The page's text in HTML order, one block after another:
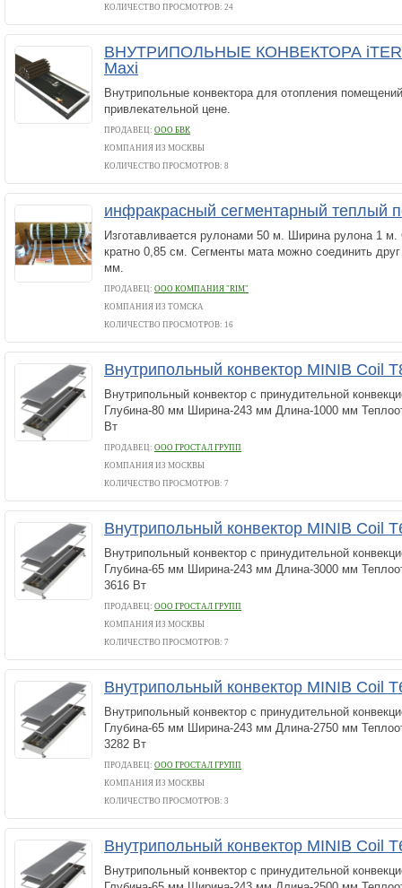
КОЛИЧЕСТВО ПРОСМОТРОВ: 24
ВНУТРИПОЛЬНЫЕ КОНВЕКТОРА
Maxi
Внутрипольные конвектора для отопления
привлекательной цене.
ПРОДАВЕЦ: ООО БВК
КОМПАНИЯ ИЗ МОСКВЫ
КОЛИЧЕСТВО ПРОСМОТРОВ: 8
инфракрасный сегментарный теплый
Изготавливается рулонами 50 м. Ширина рулона 1 м.
кратно 0,85 см. Сегменты мата можно соединить
мм.
ПРОДАВЕЦ: ООО КОМПАНИЯ "RIM"
КОМПАНИЯ ИЗ ТОМСКА
КОЛИЧЕСТВО ПРОСМОТРОВ: 16
Внутрипольный конвектор MINIB Coil
Внутрипольный конвектор с принудительной
Глубина-80 мм Ширина-243 мм Длина-1000 мм
Вт
ПРОДАВЕЦ: ООО ГРОСТАЛ ГРУПП
КОМПАНИЯ ИЗ МОСКВЫ
КОЛИЧЕСТВО ПРОСМОТРОВ: 7
Внутрипольный конвектор MINIB Coil
Внутрипольный конвектор с принудительной
Глубина-65 мм Ширина-243 мм Длина-3000 мм
3616 Вт
ПРОДАВЕЦ: ООО ГРОСТАЛ ГРУПП
КОМПАНИЯ ИЗ МОСКВЫ
КОЛИЧЕСТВО ПРОСМОТРОВ: 7
Внутрипольный конвектор MINIB Coil
Внутрипольный конвектор с принудительной
Глубина-65 мм Ширина-243 мм Длина-2750 мм
3282 Вт
ПРОДАВЕЦ: ООО ГРОСТАЛ ГРУПП
КОМПАНИЯ ИЗ МОСКВЫ
КОЛИЧЕСТВО ПРОСМОТРОВ: 3
Внутрипольный конвектор MINIB Coil
Внутрипольный конвектор с принудительной